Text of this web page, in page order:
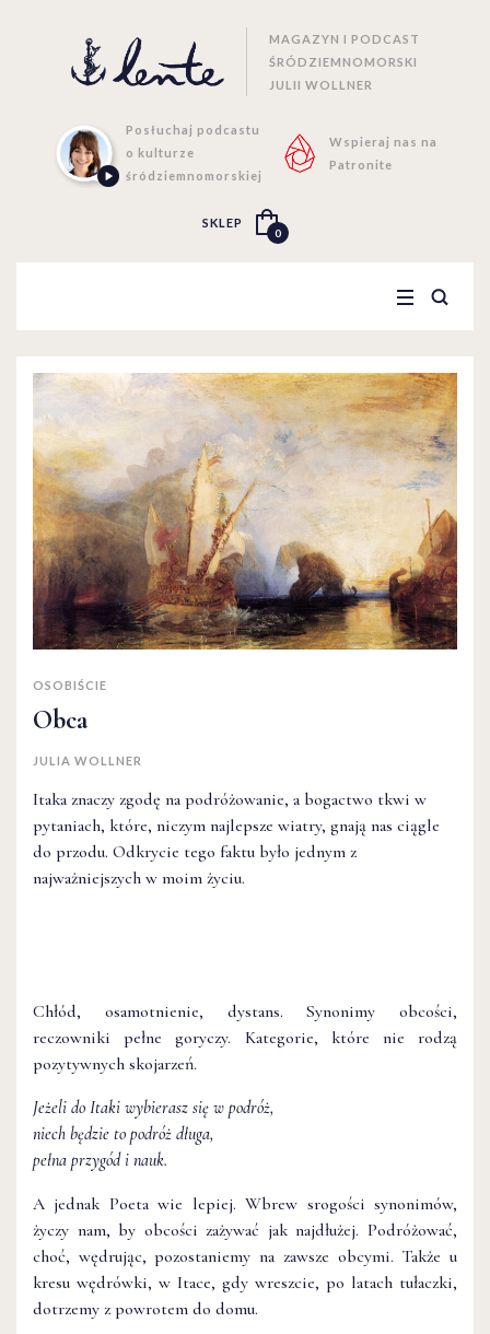
MAGAZYN I PODCAST
ŚRÓDZIEMNOMORSKI
JULII WOLLNER
Posłuchaj podcastu
o kulturze
śródziemnomorskiej
Wspieraj nas na
Patronite
SKLEP
0
OSOBIŚCIE
Obca
JULIA WOLLNER
Itaka znaczy zgodę na podróżowanie, a bogactwo tkwi w
pytaniach, które, niczym najlepsze wiatry, gnają nas ciągle
do przodu. Odkrycie tego faktu było jednym z
najważniejszych w moim życiu.
Chłód, osamotnienie, dystans. Synonimy obcości,
reczowniki pełne goryczy. Kategorie, które nie rodzą
pozytywnych skojarzeń.
Jeżeli do Itaki wybierasz się w podróż,
niech będzie to podróż długa,
pełna przygód i nauk.
A jednak Poeta wie lepiej. Wbrew srogości synonimów,
życzy nam, by obcości zażywać jak najdłużej. Podróżować,
choć, wędrując, pozostaniemy na zawsze obcymi. Także u
kresu wędrówki, w Itace, gdy wreszcie, po latach tułaczki,
dotrzemy z powrotem do domu.